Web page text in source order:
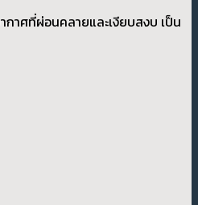
าศที่ผ่อนคลายและเงียบสงบ เป็น